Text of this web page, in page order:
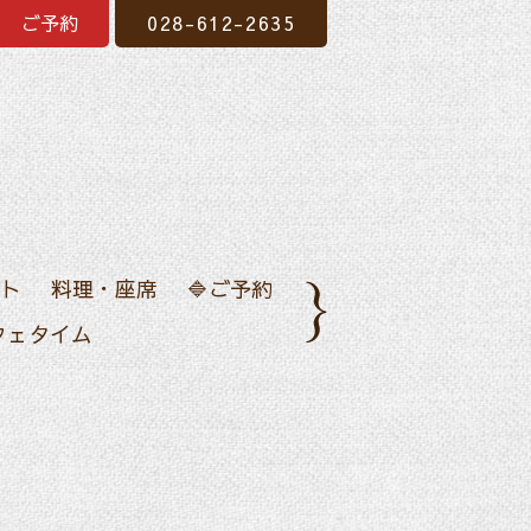
ご予約 028-612-2635
料理・座席
🔷ご予約
ェタイム